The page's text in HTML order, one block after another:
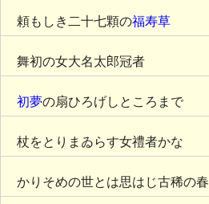
頼もしき二十七顆の福寿草
舞初の女大名太郎冠者
初夢の扇ひろげしところまで
杖をとりまゐらす女禮者かな
かりそめの世とは思はじ古稀の春